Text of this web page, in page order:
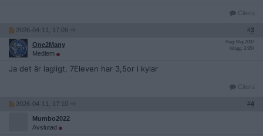
Citera
2026-04-11, 17:09 #3
One2Many
Medlem
Reg: Maj 2007
Inlägg: 3 954
Ja det är lagligt, 7Eleven har 3,5or i kylar
Citera
2026-04-11, 17:10 #4
Mumbo2022
Avslutad